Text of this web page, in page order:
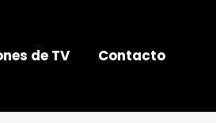
de TV Contacto